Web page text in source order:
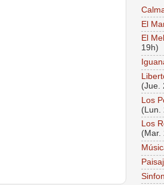
El
El
19h)
(Jue.
Los
(Lun.
Los
(Mar.